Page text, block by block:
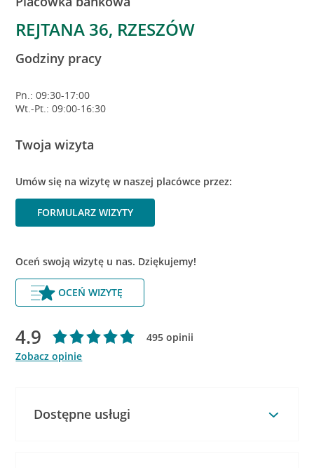
REJTANA 36, RZESZÓW
Godziny pracy
Pn.: 09:30-17:00
Wt.-Pt.: 09:00-16:30
Twoja wizyta
Umów się na wizytę w naszej placówce przez:
FORMULARZ WIZYTY
Oceń swoją wizytę u nas. Dziękujemy!
OCEŃ WIZYTĘ
4.9
495 opinii
Zobacz opinie
Dostępne usługi